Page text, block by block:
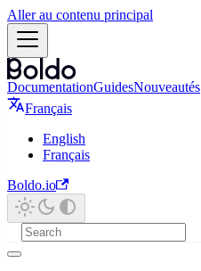
Aller au contenu principal
DocumentationGuidesNouveautés
Français
English
Français
Boldo.io